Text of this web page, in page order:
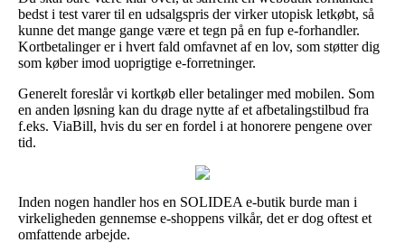
bedst i test varer til en udsalgspris der virker utopisk letkøbt, så
kunne det mange gange være et tegn på en fup e-forhandler.
Kortbetalinger er i hvert fald omfavnet af en lov, som støtter dig
som køber imod uoprigtige e-forretninger.
Generelt foreslår vi kortkøb eller betalinger med mobilen. Som
en anden løsning kan du drage nytte af et afbetalingstilbud fra
f.eks. ViaBill, hvis du ser en fordel i at honorere pengene over
tid.
Inden nogen handler hos en SOLIDEA e-butik burde man i
virkeligheden gennemse e-shoppens vilkår, det er dog oftest et
omfattende arbejde.